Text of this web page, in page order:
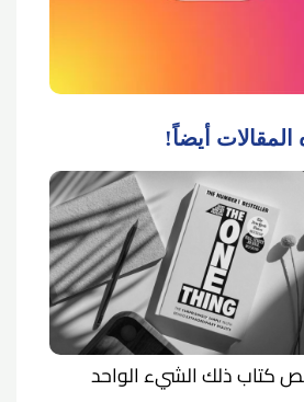
المقالات أيضاً!
كتاب ذلك الشيء الواحد